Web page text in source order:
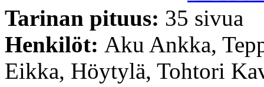
Tarinan pituus: 35 sivua
Henkilöt: Aku Ankka,
Eikka, Höytylä, Tohtori